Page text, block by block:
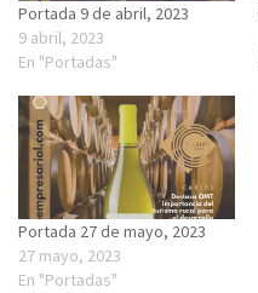
Portada 9 de abril, 2023
9 abril, 2023
En "Portadas"
Portada 27 de mayo, 2023
27 mayo, 2023
En "Portadas"